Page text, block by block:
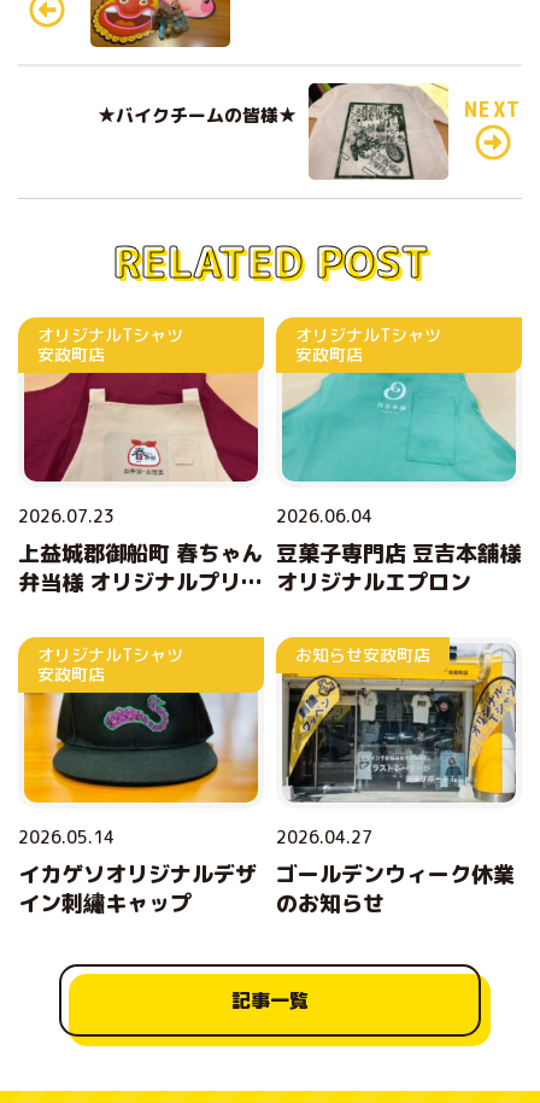
o
o
k
★バイクチームの皆様★ NEXT
RELATED POST
オリジナルTシャツ
安政町店
2026.07.23
上益城郡御船町 春ちゃん
弁当様 オリジナルプリン
オリジナルTシャツ
安政町店
2026.06.04
豆菓子専門店 豆吉本舗様
オリジナルエプロン
オリジナルTシャツ
安政町店
2026.05.14
イカゲソオリジナルデザ
イン刺繡キャップ
お知らせ安政町店
2026.04.27
ゴールデンウィーク休業
のお知らせ
記事一覧